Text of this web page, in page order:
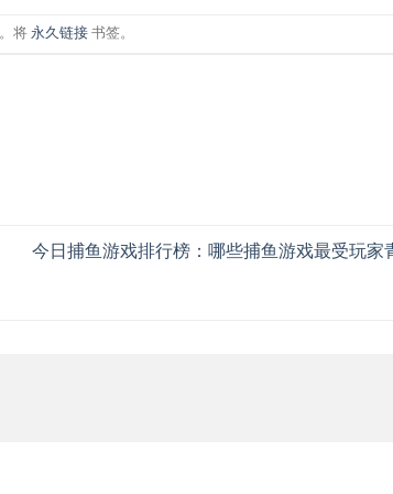
。将永久链接 书签。
今日捕鱼游戏排行榜：哪些捕鱼游戏最受玩家